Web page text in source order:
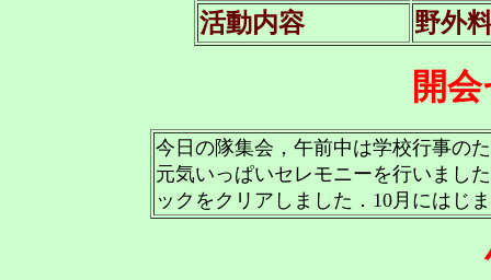
活動内容
野外
開
今日の隊集会，午前中は学校行事の
元気いっぱいセレモニーを行いまし
ックをクリアしました．10月にはじ